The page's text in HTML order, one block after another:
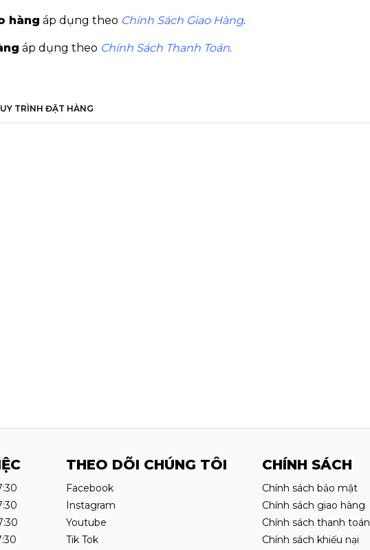
hàng áp dụng theo Chính Sách Giao Hàng.
áp dụng theo Chính Sách Thanh Toán.
TRÌNH ĐẶT HÀNG
THEO DÕI CHÚNG TÔI
Facebook
Instagram
Youtube
Tik Tok
CHÍNH SÁCH
Chính sách bảo mật
Chính sách giao hàng
Chính sách thanh toán
Chính sách khiếu nại